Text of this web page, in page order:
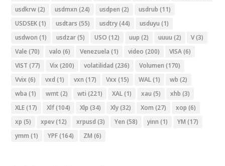
usdkrw(2) usdmxn (24) usdpen (2) usdrub (11)
USDSEK(1) usdtars (55) usdtry(44) usduyu (1)
usdwon (1) usdzar(5) USO (12) uup (2) uuuu (2) V(3)
Vale (70) valo (6) Venezuela (1) video (200) VISA(6)
VIST (77) Vix (200) volatilidad (236) Volumen (170)
Vvix (6) vxd (1) vxn (17) Vxx (15) WAL(1) wb (2)
wba (1) wmt (2) wti (221) XAL(1) xau (5) xhb (3)
XLE(17) Xlf(104) Xlp (34) Xly(32) Xom (27) xop (6)
xp (5) xpev(12) xrpusd (3) Yen (58) yinn (1) YM (17)
ymm (1) YPF(164) ZM (6)